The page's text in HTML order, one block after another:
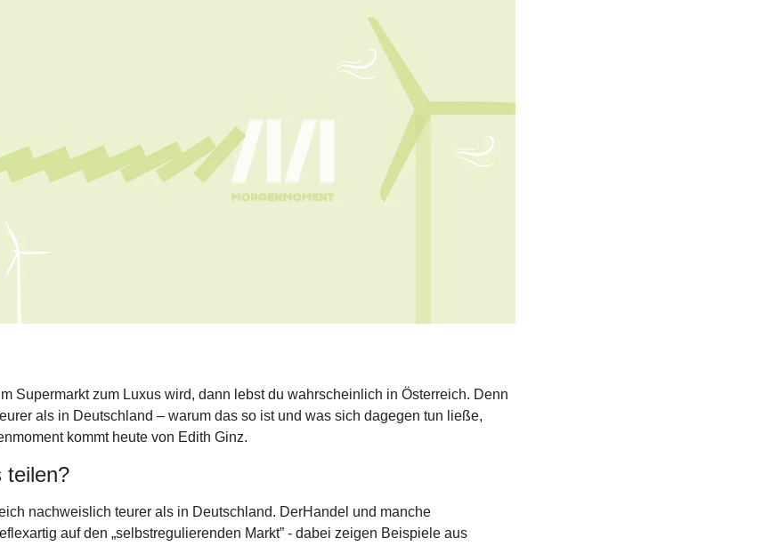
Supermarkt zum Luxus wird, dann lebst du wahrscheinlich in Österreich. Denn
als in Deutschland – warum das so ist und was sich dagegen tun ließe,
kommt heute von Edith Ginz.
teilen?
nachweislich teurer als in Deutschland. DerHandel und manche
auf den „selbstregulierenden Markt” - dabei zeigen Beispiele aus